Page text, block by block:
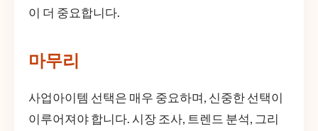
이 더 중요합니다.
마무리
사업아이템 선택은 매우 중요하며, 신중한 선택이
이루어져야 합니다. 시장 조사, 트렌드 분석, 그리